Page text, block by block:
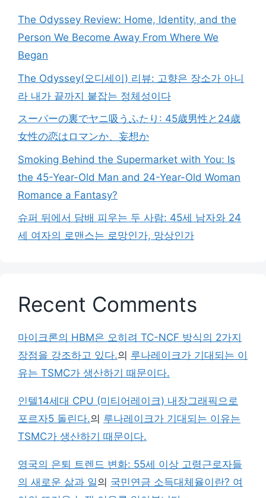
The Odyssey Review: Home, Identity, and the
Person We Become Away From Where We
Began
The Odyssey(오디세이) 리뷰: 고향은 장소가 아니
라 내가 끝까지 붙잡는 정체성이다
スーパーの裏でヤニ吸うふたり: 45歳男性と24歳
女性の恋はロマンか、妄想か
Smoking Behind the Supermarket with You: Is
the 45-Year-Old Man and 24-Year-Old Woman
Romance a Fantasy?
슈퍼 뒤에서 담배 피우는 두 사람: 45세 남자와 24
세 여자의 로맨스는 로망인가, 망상인가
Recent Comments
마이크론의 HBM은 오히려 TC-NCF 방식의 2가지
장점을 강조하고 있다.의 루나레이크가 기대되는 이
유는 TSMC가 생산하기 때문이다.
인텔14세대 CPU (미티어레이크) 내장그래픽으로
포르자5 돌린다.의 루나레이크가 기대되는 이유는
TSMC가 생산하기 때문이다.
영국의 은퇴 트렌드 변화: 55세 이상 고령근로자들
의 새로운 삶과 일의 국민연금 소득대체율이란? 여